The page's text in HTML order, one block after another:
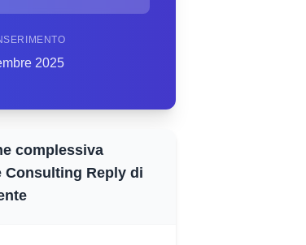
2025
complessiva
Consulting Reply di